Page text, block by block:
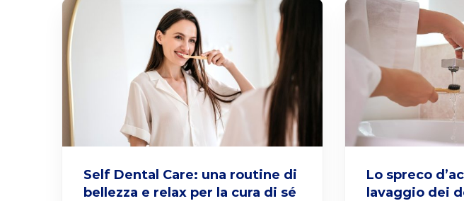
Blog
Self Dental Care: una routine di
bellezza e relax per la cura di sé
Lo spreco
lavaggio dei